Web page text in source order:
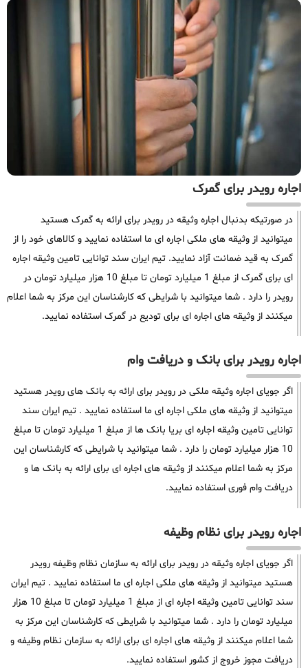
اجاره رویدر برای گمرک
در صورتیکه بدنبال اجاره وثیقه در رویدر برای ارائه به گمرک هستید
میتوانید از وثیقه های ملکی اجاره ای ما استفاده نمایید و کالاهای خود را از
گمرک به قید ضمانت آزاد نمایید. تیم ایران سند توانایی تامین وثیقه اجاره
ای برای گمرک از مبلغ 1 میلیارد تومان تا مبلغ 10 هزار میلیارد تومان در
رویدر را دارد . شما میتوانید با شرایطی که کارشناسان این مرکز به شما اعلام
میکنند از وثیقه های اجاره ای برای تودیع در گمرک استفاده نمایید.
اجاره رویدر برای بانک و دریافت وام
اگر جویای اجاره وثیقه ملکی در رویدر برای ارائه به بانک های رویدر هستید
میتوانید از وثیقه های ملکی اجاره ای ما استفاده نمایید . تیم ایران سند
توانایی تامین وثیقه اجاره ای بریا بانک ها از مبلغ 1 میلیارد تومان تا مبلغ
10 هزار میلیارد تومان را دارد . شما میتوانید با شرایطی که کارشناسان این
مرکز به شما اعلام میکنند از وثیقه های اجاره ای برای ارائه به بانک ها و
دریافت وام فوری استفاده نمایید.
اجاره رویدر برای نظام وظیفه
اگر جویای اجاره وثیقه در رویدر برای ارائه به سازمان نظام وظیفه رویدر
هستید میتوانید از وثیقه های ملکی اجاره ای ما استفاده نمایید . تیم ایران
سند توانایی تامین وثیقه اجاره ای از مبلغ 1 میلیارد تومان تا مبلغ 10 هزار
میلیارد تومان را دارد . شما میتوانید با شرایطی که کارشناسان این مرکز به
شما اعلام میکنند از وثیقه های اجاره ای برای ارائه به سازمان نظام وظیفه و
دریافت مجوز خروج از کشور استفاده نمایید.